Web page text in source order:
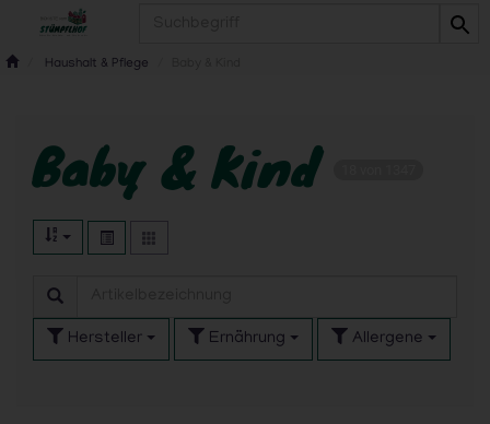
Haushalt & Pflege
Baby & Kind
Hersteller Ernährung Allergene